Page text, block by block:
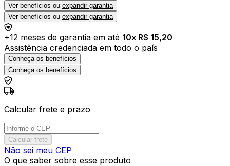
Ver benefícios ou expandir garantia
Ver benefícios ou expandir garantia
+12 meses de garantia em até 10x R$ 15,20
Assistência credenciada em todo o país
Conheça os benefícios
Conheça os benefícios
Calcular frete e prazo
Calcular frete
Não sei meu CEP
O que saber sobre esse produto